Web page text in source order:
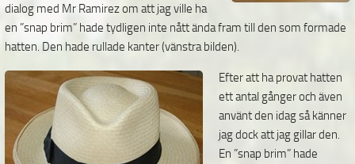
dialog med Mr Ramirez om att jag ville ha
en ”snap brim” hade tydligen inte nått ända fram till den som formade
hatten. Den hade rullade kanter (vänstra bilden).
Efter att ha provat hatten
ett antal gånger och även
använt den idag så känner
jag dock att jag gillar den.
En ”snap brim” hade